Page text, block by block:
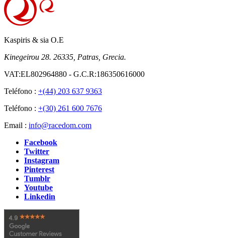
Kaspiris & sia O.E
Kinegeirou 28. 26335, Patras, Grecia.
VAT:EL802964880 - G.C.R:186350616000
Teléfono : +(44) 203 637 9363
Teléfono : +(30) 261 600 7676
Email : info@racedom.com
Facebook
Twitter
Instagram
Pinterest
Tumblr
Youtube
Linkedin